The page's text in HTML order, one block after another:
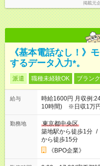
掲載元
《基本電話なし！》
するデータ入力*。
派遣 職種未経験OK ブラン
給与
時給1600円 月収例
10時間) ※日収1万
勤務地
東京都中央区
築地駅から徒歩1分 /
から徒歩15分
《BPO企業》